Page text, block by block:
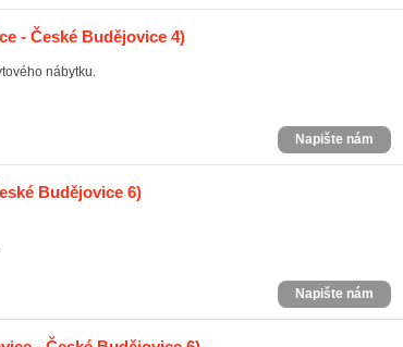
- České Budějovice 4)
nábytku.
Napište nám
Budějovice 6)
Napište nám